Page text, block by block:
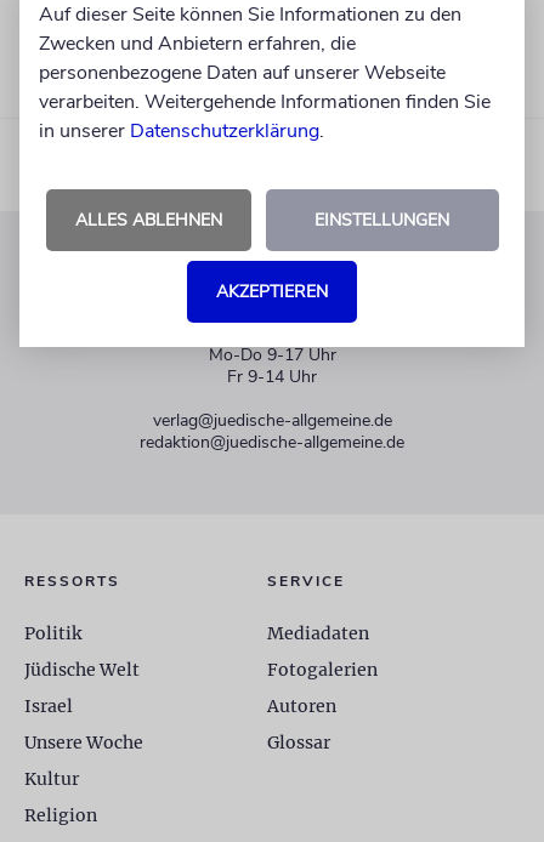
KUNDENSERVICE
Mo-Do 9-17 Uhr
Fr 9-14 Uhr
verlag@juedische-allgemeine.de
redaktion@juedische-allgemeine.de
RESSORTS
Politik
Jüdische Welt
Israel
Unsere Woche
Kultur
Religion
SERVICE
Mediadaten
Fotogalerien
Autoren
Glossar
Auf dieser Seite können Sie Informationen zu den
Zwecken und Anbietern erfahren, die
personenbezogene Daten auf unserer Webseite
verarbeiten. Weitergehende Informationen finden Sie
in unserer Datenschutzerklärung.
ALLES ABLEHNEN EINSTELLUNGEN
AKZEPTIEREN